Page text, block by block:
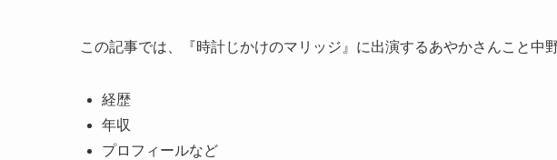
この記事では、『時計じかけのマリッジ』に出演するあやかさんこと中
経歴
年収
プロフィールなど